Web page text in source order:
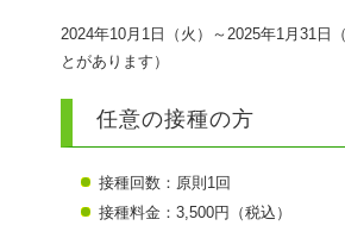
2024年10月1日（火）～2025年1月31日
とがあります）
任意の接種の方
接種回数：原則1回
接種料金：3,500円（税込）